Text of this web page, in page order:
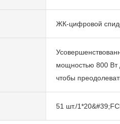
ЖК-цифровой
мощностью 800 Вт
чтобы
51 шт./